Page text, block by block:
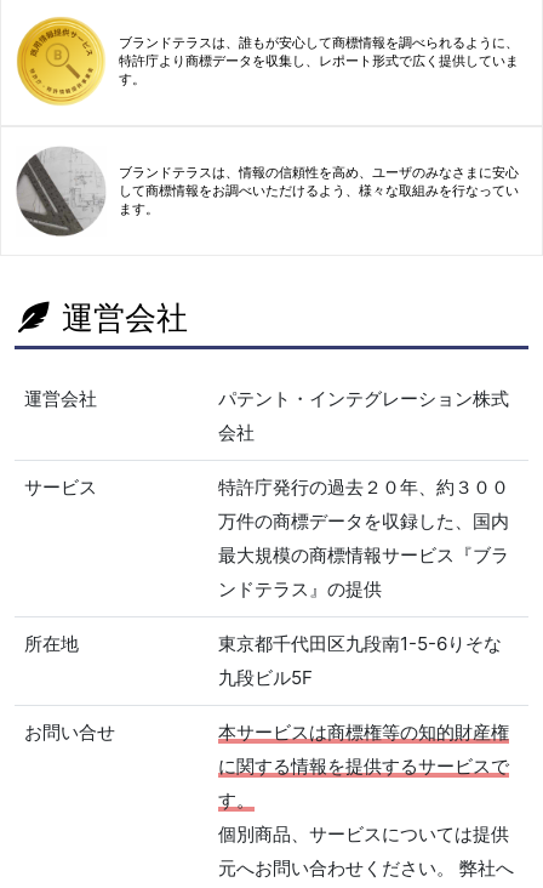
ブランドテラスは、誰もが安心して商標情報を調べられるように、
特許庁より商標データを収集し、レポート形式で広く提供していま
す。
ブランドテラスは、情報の信頼性を高め、ユーザのみなさまに安心
して商標情報をお調べいただけるよう、様々な取組みを行なってい
ます。
運営会社
運営会社
パテント・インテグレーション株式
会社
サービス
特許庁発行の過去２０年、約３００
万件の商標データを収録した、国内
最大規模の商標情報サービス『ブラ
ンドテラス』の提供
所在地
東京都千代田区九段南1-5-6りそな
九段ビル5F
お問い合せ
本サービスは商標権等の知的財産権
に関する情報を提供するサービスで
す。
個別商品、サービスについては提供
元へお問い合わせください。 弊社へ